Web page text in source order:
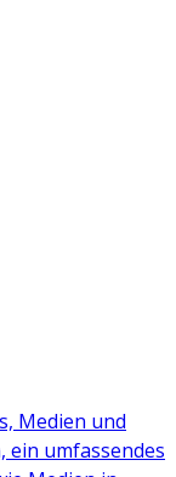
Medien und
umfassendes